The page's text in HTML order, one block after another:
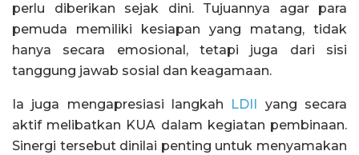
perlu diberikan sejak dini. Tujuannya agar para
pemuda memiliki kesiapan yang matang, tidak
hanya secara emosional, tetapi juga dari sisi
tanggung jawab sosial dan keagamaan.
Ia juga mengapresiasi langkah LDII yang secara
aktif melibatkan KUA dalam kegiatan pembinaan.
Sinergi tersebut dinilai penting untuk menyamakan